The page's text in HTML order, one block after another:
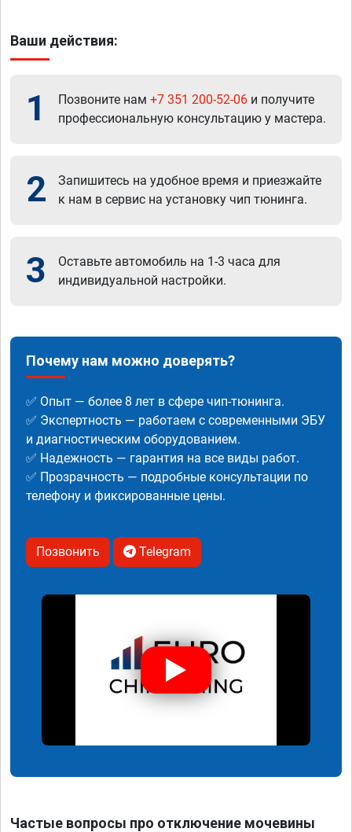
Ваши действия:
1 Позвоните нам +7 351 200-52-06 и получите
профессиональную консультацию у мастера.
2
Запишитесь на удобное время и приезжайте
к нам в сервис на установку чип тюнинга.
3
Оставьте автомобиль на 1-3 часа для
индивидуальной настройки.
Почему нам можно доверять?
✅ Опыт — более 8 лет в сфере чип-тюнинга.
✅ Экспертность — работаем с современными ЭБУ
и диагностическим оборудованием.
✅ Надежность — гарантия на все виды работ.
✅ Прозрачность — подробные консультации по
телефону и фиксированные цены.
Позвонить Telegram
Частые вопросы про отключение мочевины